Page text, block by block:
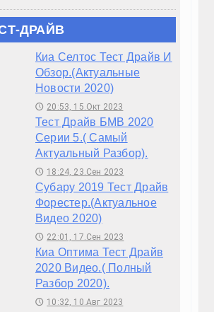
ДРАЙВ
Киа Селтос Тест Драйв И
Обзор.(Актуальные
Новости 2020)
🕔 20:53, 15.Окт 2023
Тест Драйв БМВ 2020
Серии 5.( Самый
Актуальный Разбор).
🕔 18:24, 23.Сен 2023
Субару 2019 Тест Драйв
Форестер.(Актуальное
Видео 2020)
🕔 22:01, 17.Сен 2023
Киа Оптима Тест Драйв
2020 Видео.( Полный
Разбор 2020).
🕔 10:32, 10.Авг 2023